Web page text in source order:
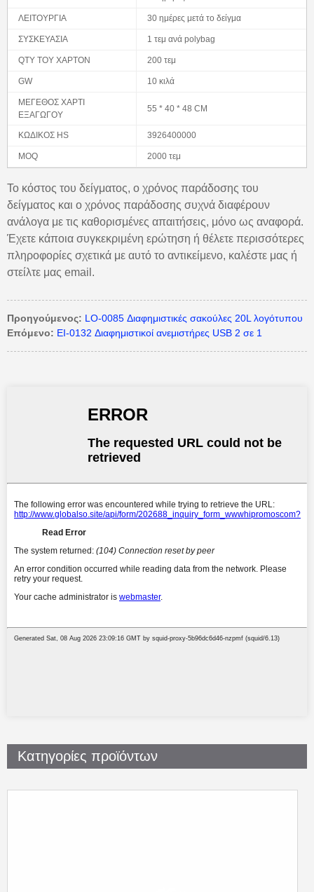
ΛΕΙΤΟΥΡΓΙΑ 30 ημέρες μετά το δείγμα
ΣΥΣΚΕΥΑΣΙΑ 1 τεμ ανά polybag
QTY ΤΟΥ ΧΑΡΤΟΝ 200 τεμ
GW 10 κιλά
ΜΕΓΕΘΟΣ ΧΑΡΤΙ
ΕΞΑΓΩΓΟΥ
55 * 40 * 48 CM
ΚΩΔΙΚΟΣ HS 3926400000
MOQ 2000 τεμ
Το κόστος του δείγματος, ο χρόνος παράδοσης του
δείγματος και ο χρόνος παράδοσης συχνά διαφέρουν
ανάλογα με τις καθορισμένες απαιτήσεις, μόνο ως αναφορά.
Έχετε κάποια συγκεκριμένη ερώτηση ή θέλετε περισσότερες
πληροφορίες σχετικά με αυτό το αντικείμενο, καλέστε μας ή
στείλτε μας email.
Προηγούμενος: LO-0085 Διαφημιστικές σακούλες 20L λογότυπου
Επόμενο: EI-0132 Διαφημιστικοί ανεμιστήρες USB 2 σε 1
Κατηγορίες προϊόντων